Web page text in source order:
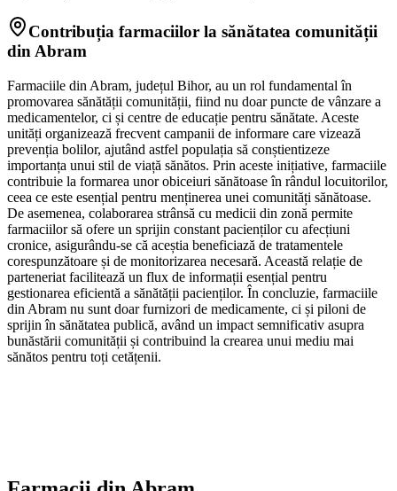
Contribuția farmaciilor la sănătatea comunității
din Abram
Farmaciile din Abram, județul Bihor, au un rol fundamental în
promovarea sănătății comunității, fiind nu doar puncte de vânzare a
medicamentelor, ci și centre de educație pentru sănătate. Aceste
unități organizează frecvent campanii de informare care vizează
prevenția bolilor, ajutând astfel populația să conștientizeze
importanța unui stil de viață sănătos. Prin aceste inițiative, farmaciile
contribuie la formarea unor obiceiuri sănătoase în rândul locuitorilor,
ceea ce este esențial pentru menținerea unei comunități sănătoase.
De asemenea, colaborarea strânsă cu medicii din zonă permite
farmaciilor să ofere un sprijin constant pacienților cu afecțiuni
cronice, asigurându-se că aceștia beneficiază de tratamentele
corespunzătoare și de monitorizarea necesară. Această relație de
parteneriat facilitează un flux de informații esențial pentru
gestionarea eficientă a sănătății pacienților. În concluzie, farmaciile
din Abram nu sunt doar furnizori de medicamente, ci și piloni de
sprijin în sănătatea publică, având un impact semnificativ asupra
bunăstării comunității și contribuind la crearea unui mediu mai
sănătos pentru toți cetățenii.